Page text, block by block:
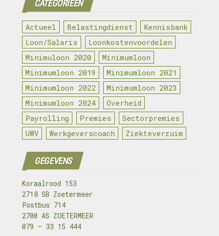
CATEGORIEËN
Actueel Belastingdienst
Kennisbank
Loon/Salaris
Loonkostenvoordelen
Minimuloon 2020
Minimumloon
Minimumloon 2019
Minimumloon 2021
Minimumloon 2022
Minimumloon 2023
Minimumloon 2024
Overheid
Payrolling
Premies
Sectorpremies
UWV
Werkgeverscoach Ziekteverzuim
GEGEVENS
Koraalrood 153
2718 SB Zoetermeer
Postbus 714
2700 AS ZOETERMEER
079 – 33 15 444